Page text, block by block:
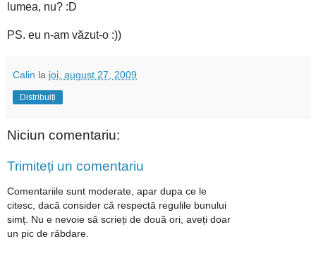
lumea, nu? :D
PS. eu n-am văzut-o :))
Calin la joi, august 27, 2009
Distribuiți
Niciun comentariu:
Trimiteți un comentariu
Comentariile sunt moderate, apar dupa ce le
citesc, dacă consider că respectă regulile bunului
simț. Nu e nevoie să scrieți de două ori, aveți doar
un pic de răbdare.